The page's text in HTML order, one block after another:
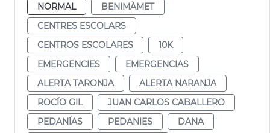
NORMAL
BENIMÀMET
CENTRES ESCOLARS
CENTROS ESCOLARES
10K
EMERGENCIES
EMERGENCIAS
ALERTA TARONJA
ALERTA NARANJA
ROCÍO GIL
JUAN CARLOS CABALLERO
PEDANÍAS
PEDANIES
DANA